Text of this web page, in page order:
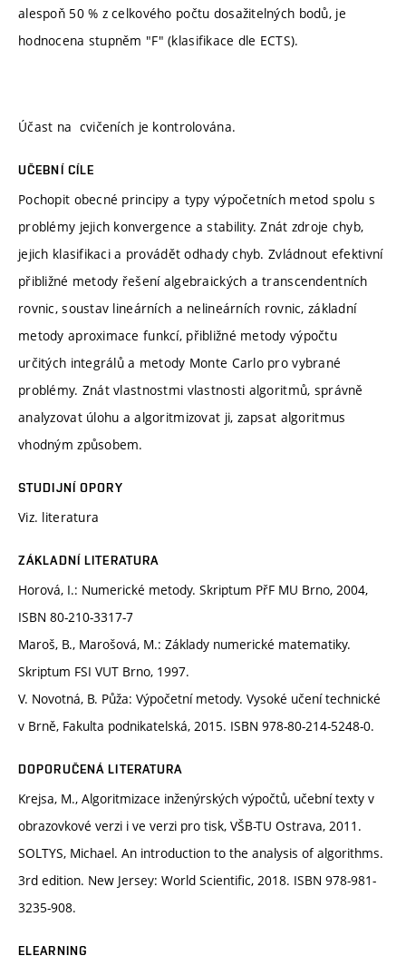
alespoň 50 % z celkového počtu dosažitelných bodů, je
hodnocena stupněm "F" (klasifikace dle ECTS).
Účast na cvičeních je kontrolována.
UČEBNÍ CÍLE
Pochopit obecné principy a typy výpočetních metod spolu s
problémy jejich konvergence a stability. Znát zdroje chyb,
jejich klasifikaci a provádět odhady chyb. Zvládnout efektivní
přibližné metody řešení algebraických a transcendentních
rovnic, soustav lineárních a nelineárních rovnic, základní
metody aproximace funkcí, přibližné metody výpočtu
určitých integrálů a metody Monte Carlo pro vybrané
problémy. Znát vlastnostmi vlastnosti algoritmů, správně
analyzovat úlohu a algoritmizovat ji, zapsat algoritmus
vhodným způsobem.
STUDIJNÍ OPORY
Viz. literatura
ZÁKLADNÍ LITERATURA
Horová, I.: Numerické metody. Skriptum PřF MU Brno, 2004,
ISBN 80-210-3317-7
Maroš, B., Marošová, M.: Základy numerické matematiky.
Skriptum FSI VUT Brno, 1997.
V. Novotná, B. Půža: Výpočetní metody. Vysoké učení technické
v Brně, Fakulta podnikatelská, 2015. ISBN 978-80-214-5248-0.
DOPORUČENÁ LITERATURA
Krejsa, M., Algoritmizace inženýrských výpočtů, učební texty v
obrazovkové verzi i ve verzi pro tisk, VŠB-TU Ostrava, 2011.
SOLTYS, Michael. An introduction to the analysis of algorithms.
3rd edition. New Jersey: World Scientific, 2018. ISBN 978-981-
3235-908.
ELEARNING